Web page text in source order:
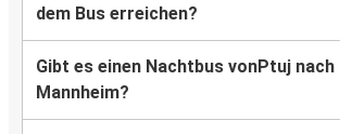
dem Bus erreichen?
Gibt es einen Nachtbus vonPtuj nach
Mannheim?